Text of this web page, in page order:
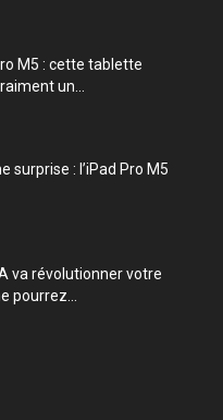
M5 : cette tablette
un...
surprise : l’iPad Pro M5
va révolutionner votre
pourrez...